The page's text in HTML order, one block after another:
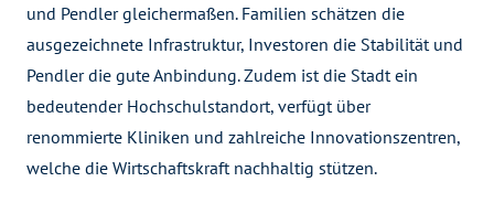
und Pendler gleichermaßen. Familien schätzen die
ausgezeichnete Infrastruktur, Investoren die Stabilität und
Pendler die gute Anbindung. Zudem ist die Stadt ein
bedeutender Hochschulstandort, verfügt über
renommierte Kliniken und zahlreiche Innovationszentren,
welche die Wirtschaftskraft nachhaltig stützen.